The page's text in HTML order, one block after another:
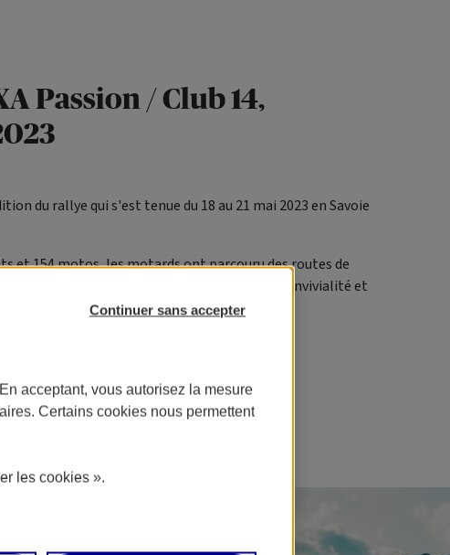
Continuer sans accepter
acceptant, vous autorisez la mesure
Certains cookies nous permettent
les cookies ».
Passion / Club 14,
du rallye qui s'est tenue du 18 au 21 mai 2023 en Savoie
et 154 motos, les motards ont parcouru des routes de
visitant cols, lacs et stations de ski. Convivialité et
ce week-end de l’Ascension.
2023